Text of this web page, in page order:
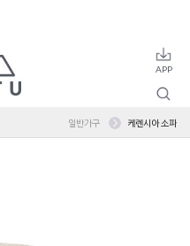
일반가구 케렌시아 소파